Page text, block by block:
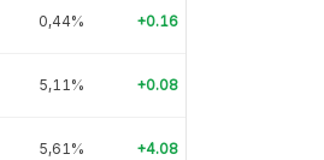
0,44% +0.16
5,11% +0.08
5,61% +4.08